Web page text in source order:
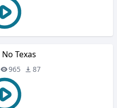
Texas
965 87